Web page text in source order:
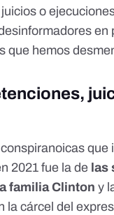
o
que hemos
2021 fue la de
familia Clinton y
la cárcel del